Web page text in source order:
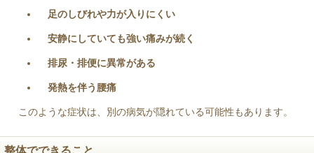
足のしびれや力が入りにくい
安静にしていても強い痛みが続く
排尿・排便に異常がある
発熱を伴う腰痛
このような症状は、別の病気が隠れている可能性もあります。
整体でできること